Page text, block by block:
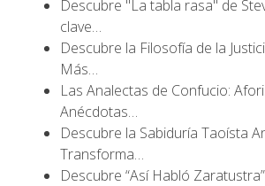
Descubre "La tabla rasa" de
clave…
Descubre la Filosofía de la
Más…
Las Analectas de Confucio:
Anécdotas…
Descubre la Sabiduría Taoísta
Transforma…
Descubre “Así Habló